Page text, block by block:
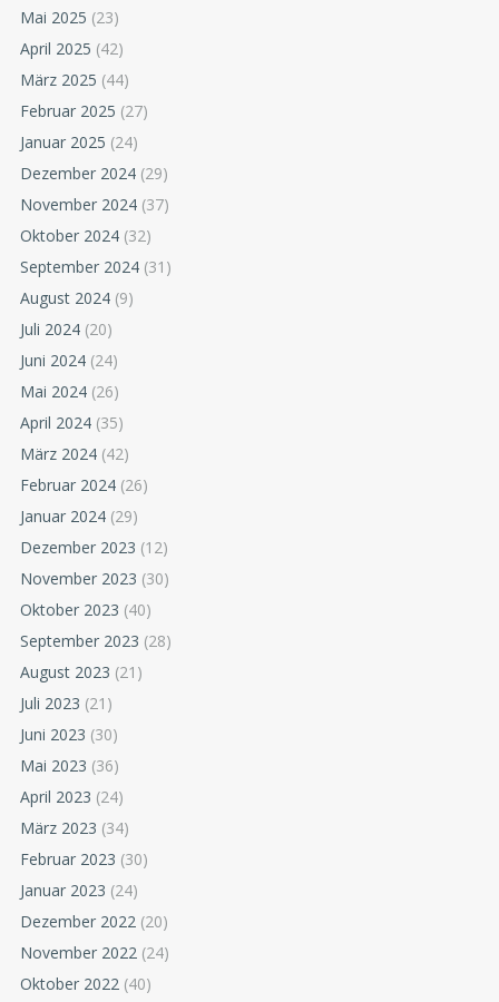
Mai 2025 (23)
April 2025 (42)
März 2025 (44)
Februar 2025 (27)
Januar 2025 (24)
Dezember 2024 (29)
November 2024 (37)
Oktober 2024 (32)
September 2024 (31)
August 2024 (9)
Juli 2024 (20)
Juni 2024 (24)
Mai 2024 (26)
April 2024 (35)
März 2024 (42)
Februar 2024 (26)
Januar 2024 (29)
Dezember 2023 (12)
November 2023 (30)
Oktober 2023 (40)
September 2023 (28)
August 2023 (21)
Juli 2023 (21)
Juni 2023 (30)
Mai 2023 (36)
April 2023 (24)
März 2023 (34)
Februar 2023 (30)
Januar 2023 (24)
Dezember 2022 (20)
November 2022 (24)
Oktober 2022 (40)